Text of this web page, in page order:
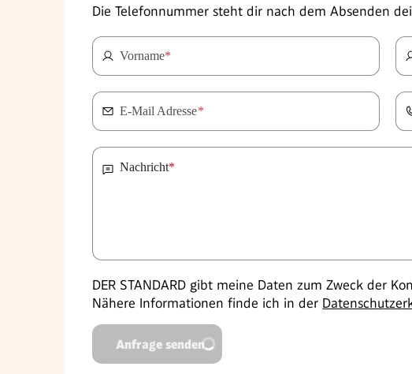
Die Telefonnummer steht dir nach dem Absenden
Vorname*
E-Mail Adresse*
Nachricht*
DER STANDARD gibt meine Daten zum Zweck der
Nähere Informationen finde ich in der
Anfrage senden